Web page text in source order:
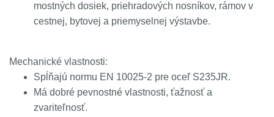
mostných dosiek, priehradových nosníkov, rámov v
cestnej, bytovej a priemyselnej výstavbe.
Mechanické vlastnosti:
Spĺňajú normu EN 10025-2 pre oceľ S235JR.
Má dobré pevnostné vlastnosti, ťažnosť a
zvariteľnosť.